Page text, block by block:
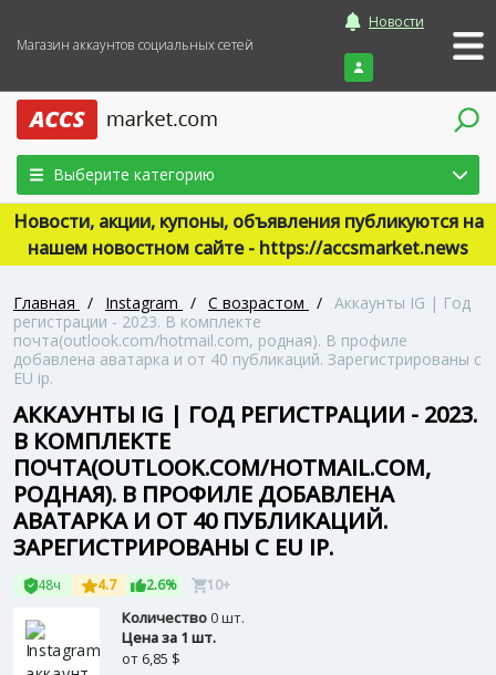
Магазин аккаунтов социальных сетей
Новости
Войти
Выберите категорию
Новости, акции, купоны, объявления публикуются на
нашем новостном сайте - https://accsmarket.news
Главная / Instagram / С возрастом / Аккаунты IG | Год
регистрации - 2023. В комплекте
почта(outlook.com/hotmail.com, родная). В профиле
добавлена аватарка и от 40 публикаций. Зарегистрированы с
EU ip.
АККАУНТЫ IG | ГОД РЕГИСТРАЦИИ - 2023.
В КОМПЛЕКТЕ
ПОЧТА(OUTLOOK.COM/HOTMAIL.COM,
РОДНАЯ). В ПРОФИЛЕ ДОБАВЛЕНА
АВАТАРКА И ОТ 40 ПУБЛИКАЦИЙ.
ЗАРЕГИСТРИРОВАНЫ С EU IP.
48ч 4.7 2.6% 10+
Количество0 шт.
Цена за 1 шт.
от 6,85 $